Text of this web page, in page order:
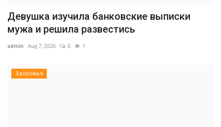
Девушка изучила банковские выписки
мужа и решила развестись
admin Aug 7, 2026 0 1
Здоровье